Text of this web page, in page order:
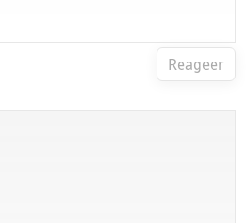
Reageer